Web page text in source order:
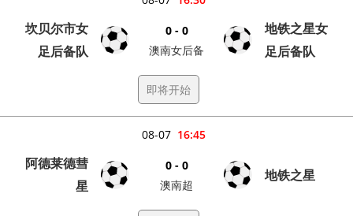
坎贝尔市女
足后备队
0 - 0
澳南女后备
地铁之星女
足后备队
即将开始
16:45
08-07
阿德莱德彗
星
0 - 0
澳南超
地铁之星